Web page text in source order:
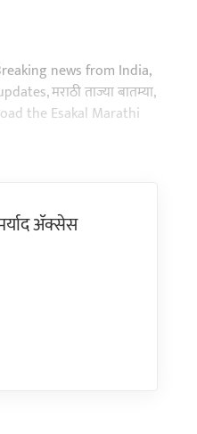
news from India,
मराठी ताज्या बातम्या,
the Esakal Marathi
ॲक्सेस